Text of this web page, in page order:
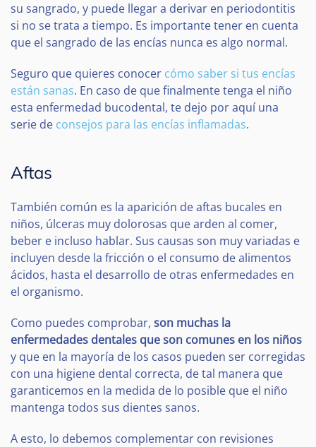
su sangrado, y puede llegar a derivar en periodontitis
si no se trata a tiempo. Es importante tener en cuenta
que el sangrado de las encías nunca es algo normal.
Seguro que quieres conocer cómo saber si tus encías
están sanas. En caso de que finalmente tenga el niño
esta enfermedad bucodental, te dejo por aquí una
serie de consejos para las encías inflamadas.
Aftas
También común es la aparición de aftas bucales en
niños, úlceras muy dolorosas que arden al comer,
beber e incluso hablar. Sus causas son muy variadas e
incluyen desde la fricción o el consumo de alimentos
ácidos, hasta el desarrollo de otras enfermedades en
el organismo.
Como puedes comprobar, son muchas la
enfermedades dentales que son comunes en los niños
y que en la mayoría de los casos pueden ser corregidas
con una higiene dental correcta, de tal manera que
garanticemos en la medida de lo posible que el niño
mantenga todos sus dientes sanos.
A esto, lo debemos complementar con revisiones